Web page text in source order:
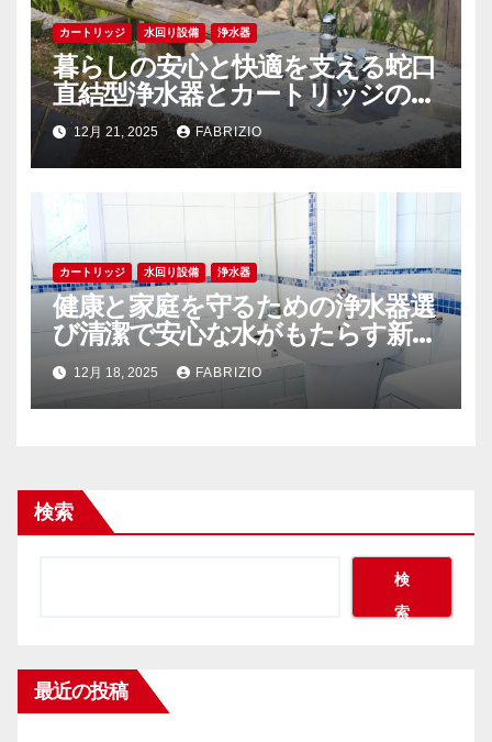
カートリッジ 水回り設備 浄水器
暮らしの安心と快適を支える蛇口
直結型浄水器とカートリッジの徹
底解説
12月 21, 2025 FABRIZIO
カートリッジ 水回り設備 浄水器
健康と家庭を守るための浄水器選
び清潔で安心な水がもたらす新し
い生活
12月 18, 2025 FABRIZIO
検索
検
索
最近の投稿